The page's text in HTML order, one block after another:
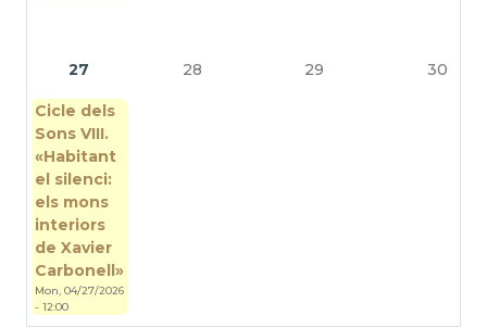
27 28 29 30
Cicle dels
Sons VIII.
«Habitant
el silenci:
els mons
interiors
de Xavier
Carbonell»
Mon, 04/27/2026
- 12:00